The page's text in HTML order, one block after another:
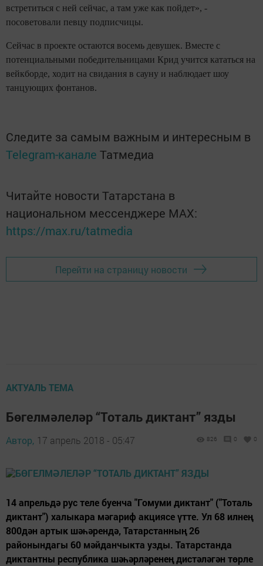
встретиться с ней сейчас, а там уже как пойдет», -
посоветовали певцу подписчицы.
Сейчас в проекте остаются восемь девушек. Вместе с
потенциальными победительницами Крид учится кататься на
вейкборде, ходит на свидания в сауну и наблюдает шоу
танцующих фонтанов.
Следите за самым важным и интересным в
Telegram-канале Татмедиа
Читайте новости Татарстана в
национальном мессенджере MАХ:
https://max.ru/tatmedia
Перейти на страницу новости
АКТУАЛЬ ТЕМА
Бөгелмәлеләр “Тоталь диктант” язды
Автор, 17 апрель 2018 - 05:47 826 0 0
14 апрельдә рус теле буенча "Гомуми диктант" ("Тоталь
диктант") халыкара мәгариф акциясе үтте. Ул 68 илнең
800дән артык шәһәрендә, Татарстанның 26
районындагы 60 мәйданчыкта узды. Татарстанда
диктантны республика шәһәрләренең дистәләгән төрле